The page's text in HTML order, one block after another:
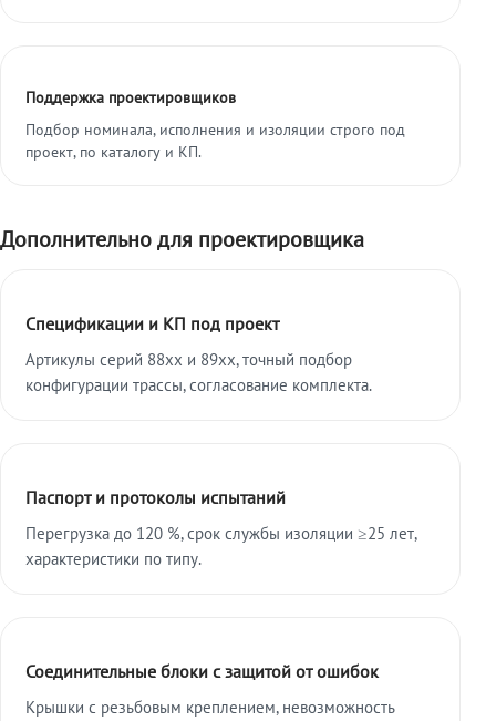
Поддержка проектировщиков
Подбор номинала, исполнения и изоляции строго под
проект, по каталогу и КП.
Дополнительно для проектировщика
Спецификации и КП под проект
Артикулы серий 88xx и 89xx, точный подбор
конфигурации трассы, согласование комплекта.
Паспорт и протоколы испытаний
Перегрузка до 120 %, срок службы изоляции ≥25 лет,
характеристики по типу.
Соединительные блоки с защитой от ошибок
Крышки с резьбовым креплением, невозможность